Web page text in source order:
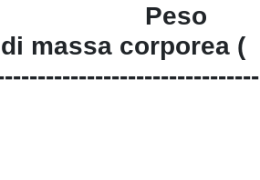
massa corporea (